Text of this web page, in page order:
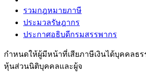
รวมกฎหมายภาษี
ประมวลรัษฎากร
ประกาศอธิบดีกรมสรรพากร
กำหนดให้ผู้มีหน้าที่เสียภาษีเงินได้บุคคลธ
หุ้นส่วนนิติบุคคลและผู้จ